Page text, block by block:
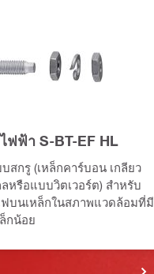
ฟฟ้า S-BT-EF HL
สกรู (เหล็กคาร์บอน เกลียว
หรือแบบวิตเวอร์ต) สำหรับ
ฟบนเหล็กในสภาพแวดล้อมที่มี
กน้อย